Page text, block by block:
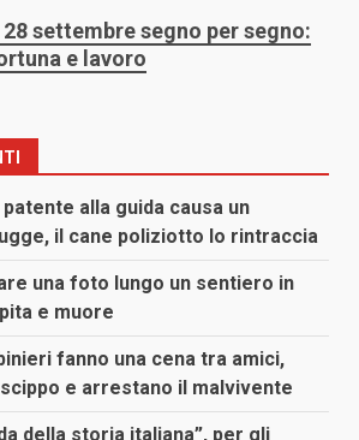
settembre segno per segno:
e lavoro
alla guida causa un
il cane poliziotto lo rintraccia
una foto lungo un sentiero in
e muore
fanno una cena tra amici,
e arrestano il malvivente
della storia italiana”, per gli